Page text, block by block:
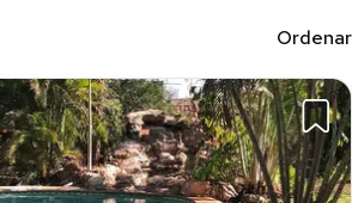
Ordenar